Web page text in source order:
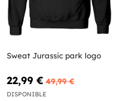
Sweat Jurassic park logo
22,99 € 49,99 €
DISPONIBLE